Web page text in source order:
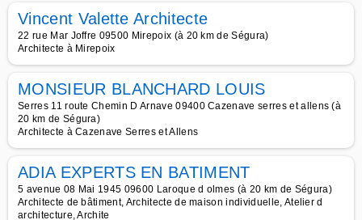
Vincent Valette Architecte
22 rue Mar Joffre 09500 Mirepoix (à 20 km de Ségura)
Architecte à Mirepoix
MONSIEUR BLANCHARD LOUIS
Serres 11 route Chemin D Arnave 09400 Cazenave serres et allens (à
20 km de Ségura)
Architecte à Cazenave Serres et Allens
ADIA EXPERTS EN BATIMENT
5 avenue 08 Mai 1945 09600 Laroque d olmes (à 20 km de Ségura)
Architecte de bâtiment, Architecte de maison individuelle, Atelier d
architecture, Archite